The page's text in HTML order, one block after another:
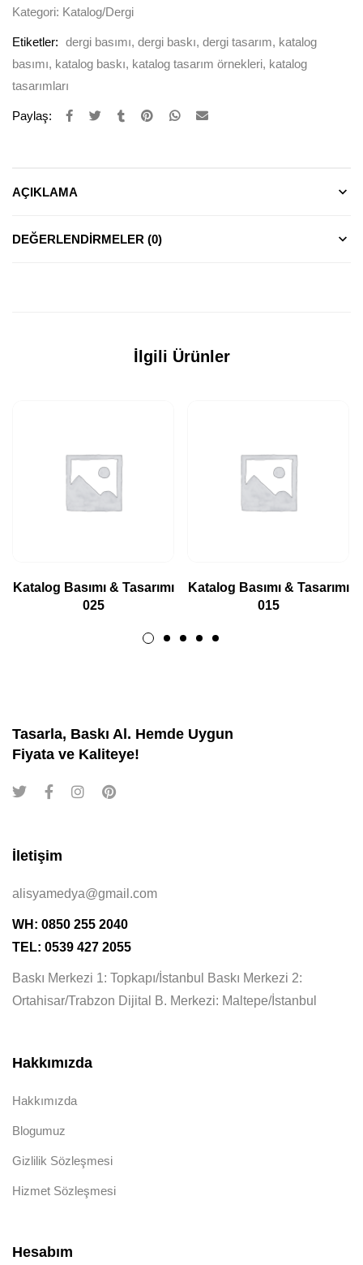
Kategori: Katalog/Dergi
Etiketler: dergi basımı, dergi baskı, dergi tasarım, katalog
basımı, katalog baskı, katalog tasarım örnekleri, katalog
tasarımları
Paylaş:
AÇIKLAMA
DEĞERLENDIRMELER (0)
İlgili Ürünler
Katalog Basımı & Tasarımı
025
Katalog Basımı & Tasarımı
015
Tasarla, Baskı Al. Hemde Uygun
Fiyata ve Kaliteye!
İletişim
alisyamedya@gmail.com
WH: 0850 255 2040
TEL: 0539 427 2055
Baskı Merkezi 1: Topkapı/İstanbul Baskı Merkezi 2:
Ortahisar/Trabzon Dijital B. Merkezi: Maltepe/İstanbul
Hakkımızda
Hakkımızda
Blogumuz
Gizlilik Sözleşmesi
Hizmet Sözleşmesi
Hesabım